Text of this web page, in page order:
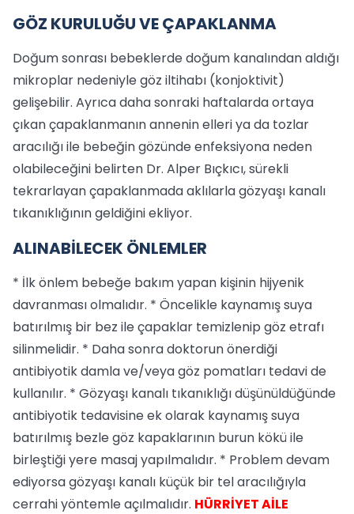
GÖZ KURULUĞU VE ÇAPAKLANMA
Doğum sonrası bebeklerde doğum kanalından aldığı
mikroplar nedeniyle göz iltihabı (konjoktivit)
gelişebilir. Ayrıca daha sonraki haftalarda ortaya
çıkan çapaklanmanın annenin elleri ya da tozlar
aracılığı ile bebeğin gözünde enfeksiyona neden
olabileceğini belirten Dr. Alper Bıçkıcı, sürekli
tekrarlayan çapaklanmada aklılarla gözyaşı kanalı
tıkanıklığının geldiğini ekliyor.
ALINABİLECEK ÖNLEMLER
* İlk önlem bebeğe bakım yapan kişinin hijyenik
davranması olmalıdır. * Öncelikle kaynamış suya
batırılmış bir bez ile çapaklar temizlenip göz etrafı
silinmelidir. * Daha sonra doktorun önerdiği
antibiyotik damla ve/veya göz pomatları tedavi de
kullanılır. * Gözyaşı kanalı tıkanıklığı düşünüldüğünde
antibiyotik tedavisine ek olarak kaynamış suya
batırılmış bezle göz kapaklarının burun kökü ile
birleştiği yere masaj yapılmalıdır. * Problem devam
ediyorsa gözyaşı kanalı küçük bir tel aracılığıyla
cerrahi yöntemle açılmalıdır. HÜRRİYET AİLE